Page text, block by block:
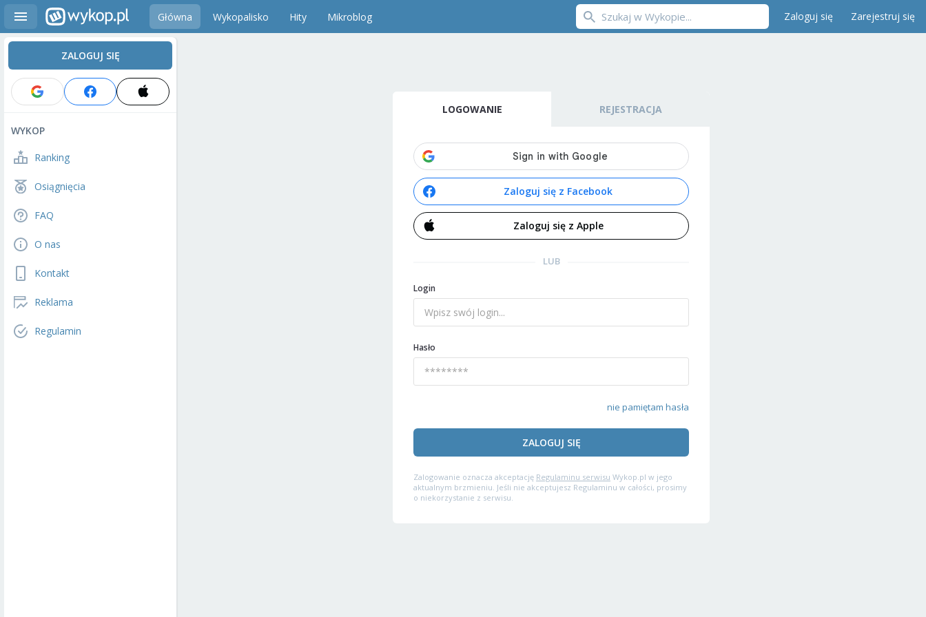
Główna Wykopalisko Hity Mikroblog Zaloguj się Zarejestruj się
ZALOGUJ SIĘ
WYKOP
Ranking
Osiągnięcia
FAQ
O nas
Kontakt
Reklama
Regulamin
LOGOWANIE REJESTRACJA
Zaloguj się z Facebook
Zaloguj się z Apple
LUB
Login
Hasło
nie pamiętam hasła
ZALOGUJ SIĘ
Zalogowanie oznacza akceptację Regulaminu serwisu Wykop.pl w jego
aktualnym brzmieniu. Jeśli nie akceptujesz Regulaminu w całości, prosimy
o niekorzystanie z serwisu.